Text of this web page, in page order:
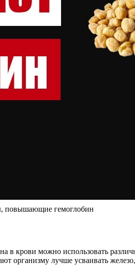
повышающие гемоглобин
в крови можно использовать
организму лучше усваивать